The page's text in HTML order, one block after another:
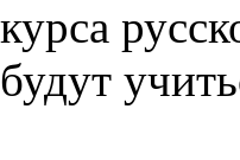
курса
будут